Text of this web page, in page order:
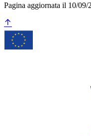
Pagina aggiornata il 10/09/